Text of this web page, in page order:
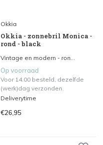
Okkia
Okkia - zonnebril Monica -
rond - black
Vintage en modern - ron...
Op voorraad
Voor 14.00 besteld, dezelfde
(werk)dag verzonden.
Deliverytime
€26,95